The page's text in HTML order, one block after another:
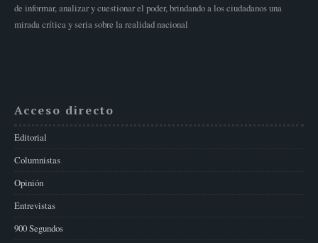
de informar, analizar y cuestionar el poder, brindando a los ciudadanos una
mirada crítica y seria sobre la realidad nacional
Acceso directo
Editorial
Columnistas
Opinión
Entrevistas
900 Segundos